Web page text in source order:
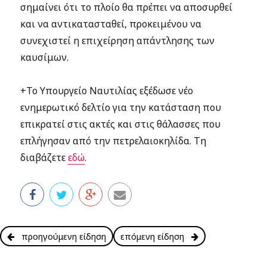
σημαίνει ότι το πλοίο θα πρέπει να αποσυρθεί
και να αντικατασταθεί, προκειμένου να
συνεχιστεί η επιχείρηση απάντλησης των
καυσίμων.
+Το Υπουργείο Ναυτιλίας εξέδωσε νέο
ενημερωτικό δελτίο για την κατάσταση που
επικρατεί στις ακτές και στις θάλασσες που
επλήγησαν από την πετρελαιοκηλίδα. Τη
διαβάζετεεδώ.
προηγούμενη είδηση επόμενη είδηση